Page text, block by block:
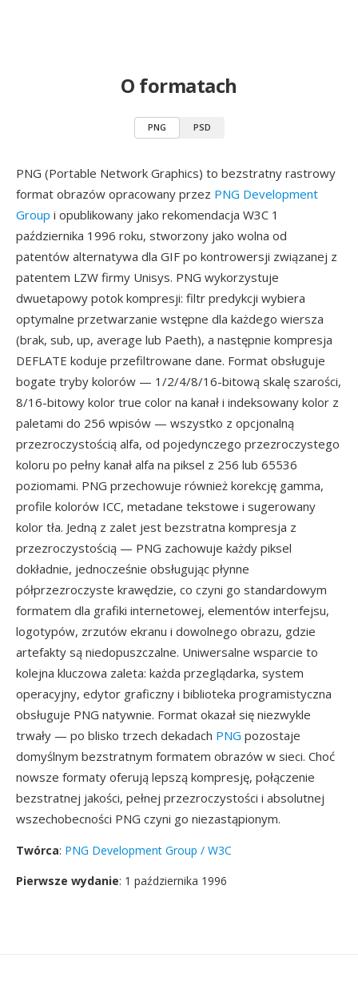
O formatach
PNG PSD
PNG (Portable Network Graphics) to bezstratny rastrowy
format obrazów opracowany przez PNG Development
Group i opublikowany jako rekomendacja W3C 1
października 1996 roku, stworzony jako wolna od
patentów alternatywa dla GIF po kontrowersji związanej z
patentem LZW firmy Unisys. PNG wykorzystuje
dwuetapowy potok kompresji: filtr predykcji wybiera
optymalne przetwarzanie wstępne dla każdego wiersza
(brak, sub, up, average lub Paeth), a następnie kompresja
DEFLATE koduje przefiltrowane dane. Format obsługuje
bogate tryby kolorów — 1/2/4/8/16-bitową skalę szarości,
8/16-bitowy kolor true color na kanał i indeksowany kolor z
paletami do 256 wpisów — wszystko z opcjonalną
przezroczystością alfa, od pojedynczego przezroczystego
koloru po pełny kanał alfa na piksel z 256 lub 65536
poziomami. PNG przechowuje również korekcję gamma,
profile kolorów ICC, metadane tekstowe i sugerowany
kolor tła. Jedną z zalet jest bezstratna kompresja z
przezroczystością — PNG zachowuje każdy piksel
dokładnie, jednocześnie obsługując płynne
półprzezroczyste krawędzie, co czyni go standardowym
formatem dla grafiki internetowej, elementów interfejsu,
logotypów, zrzutów ekranu i dowolnego obrazu, gdzie
artefakty są niedopuszczalne. Uniwersalne wsparcie to
kolejna kluczowa zaleta: każda przeglądarka, system
operacyjny, edytor graficzny i biblioteka programistyczna
obsługuje PNG natywnie. Format okazał się niezwykle
trwały — po blisko trzech dekadach PNG pozostaje
domyślnym bezstratnym formatem obrazów w sieci. Choć
nowsze formaty oferują lepszą kompresję, połączenie
bezstratnej jakości, pełnej przezroczystości i absolutnej
wszechobecności PNG czyni go niezastąpionym.
Twórca: PNG Development Group / W3C
Pierwsze wydanie: 1 października 1996